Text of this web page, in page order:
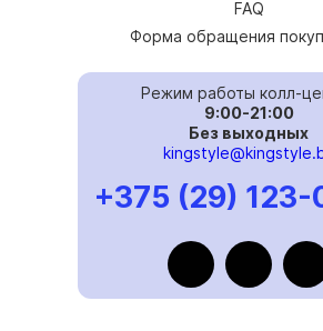
FAQ
Форма обращения
Режим работы колл-
9:00-21:00
Без выходных
+375 (29)